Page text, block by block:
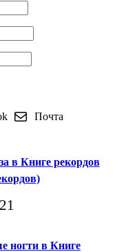
Почта
в Книге рекордов
ногти в Книге